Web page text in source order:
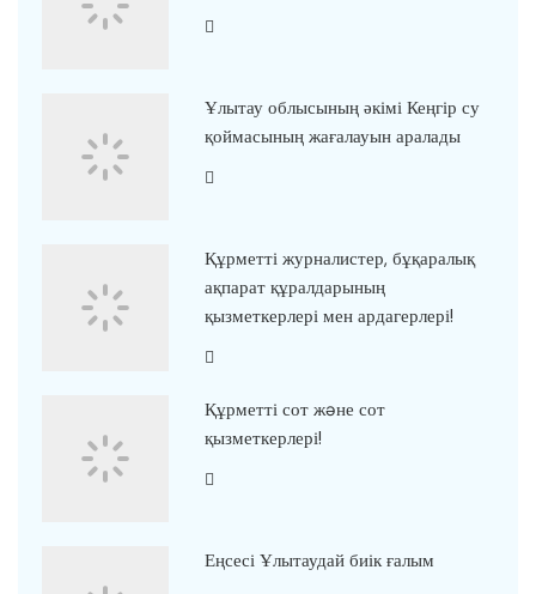
Ұлытау облысының әкімі Кеңгір су
қоймасының жағалауын аралады
Құрметті журналистер, бұқаралық
ақпарат құралдарының
қызметкерлері мен ардагерлері!
Құрметті сот жəне сот
қызметкерлері!
Еңсесі Ұлытаудай биік ғалым